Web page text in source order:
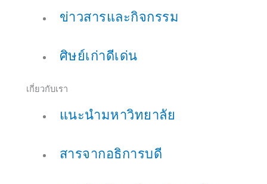
ข่าวสารและกิจกรรม
ศิษย์เก่าดีเด่น
เกี่ยวกับเรา
แนะนำมหาวิทยาลัย
สารจากอธิการบดี